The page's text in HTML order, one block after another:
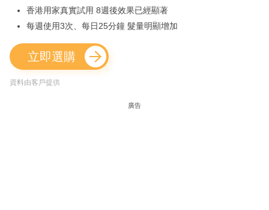
香港用家真實試用 8週後效果已經顯著
每週使用3次、每日25分鐘 髮量明顯增加
立即選購
資料由客戶提供
廣告